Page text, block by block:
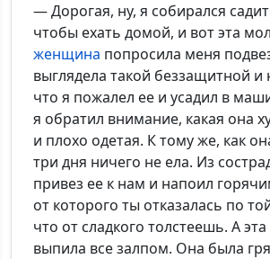
— Дорогая, ну, я собирался
чтобы ехать домой, и вот эта
женщина попросила меня
выглядела такой беззащитной и
что я пожалел ее и усадил в
я обратил внимание, какая она
и плохо одетая. К тому же, как
три дня ничего не ела. Из
привез ее к нам и напоил
от которого ты отказалась по
что от сладкого толстеешь. А
выпила все залпом. Она была